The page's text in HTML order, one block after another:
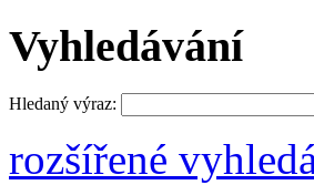
Vyhledávání
Hledaný výraz:
rozšířené